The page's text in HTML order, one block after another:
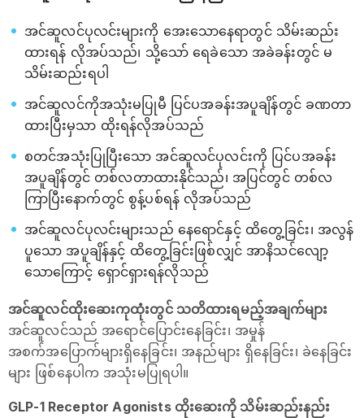
အင်ဆူလင်ပုလင်းများကို အေးသောနေရာတွင် သိမ်းဆည်း
ထားရန် လိုအပ်သည်၊ သို့သော် ရေခဲသော အခဲခန်းတွင် မ
သိမ်းဆည်းရပါ
အင်ဆူလင်ကိုအသုံးမပြုမီ ပြင်ပအခန်းအပူချိန်တွင် ခဏတာ
ထားပြီးမှသာ ထိုးရန်လိုအပ်သည်
စတင်အသုံးပြုပြီးသော အင်ဆူလင်ပုလင်းကို ပြင်ပအခန်း
အပူချိန်တွင် တစ်လတာထားနိုင်သည်၊ အပြင်တွင် တစ်လ
ကြာပြီးနောက်တွင် စွန့်ပစ်ရန် လိုအပ်သည်
အင်ဆူလင်ပုလင်းများသည် နေရောင်နှင့် ထိတွေ့ခြင်း၊ အလွန်
ပူသော အပူချိန်နှင့် ထိတွေ့ခြင်းဖြစ်လျှင် အာနိသင်လျော့
သောကြောင့် ရှောင်ရှားရန်လိုသည်
အင်ဆူလင်ထိုးဆေးကုထုံးတွင် သတိထားရမည့်အချက်များ
အင်ဆူလင်သည် အရောင်ပြောင်းနေခြင်း၊ အမှုန်
အစက်အပြောက်များရှိနေခြင်း၊ အနည်များ ရှိနေခြင်း၊ ခဲနေခြင်း
များ ဖြစ်နေပါက အသုံးမပြုရပါ။
GLP-1 Receptor Agonists ထိုးဆေးကို သိမ်းဆည်းနည်း